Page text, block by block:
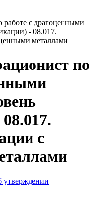
работе с драгоценными
- 08.017.
металлами
по
с
утверждении